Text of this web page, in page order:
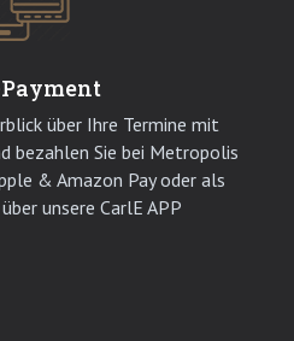
über Ihre Termine mit
bezahlen Sie bei Metropolis
& Amazon Pay oder als
unsere CarlE APP